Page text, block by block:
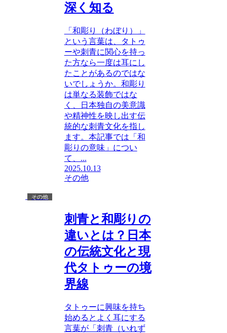
深く知る
「和彫り（わぼり）」
という言葉は、タトゥ
ーや刺青に関心を持っ
た方なら一度は耳にし
たことがあるのではな
いでしょうか。和彫り
は単なる装飾ではな
く、日本独自の美意識
や精神性を映し出す伝
統的な刺青文化を指し
ます。本記事では「和
彫りの意味」につい
て、...
2025.10.13
その他
その他
刺青と和彫りの
違いとは？日本
の伝統文化と現
代タトゥーの境
界線
タトゥーに興味を持ち
始めるとよく耳にする
言葉が「刺青（いれず